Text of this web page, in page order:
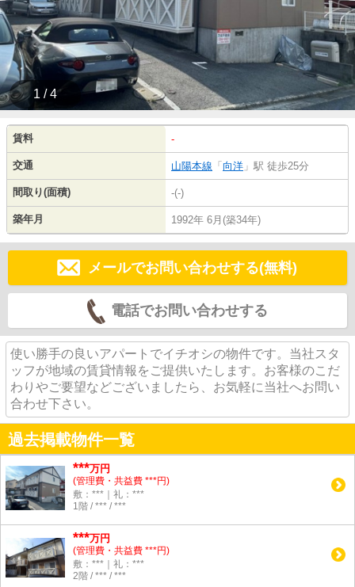
1 / 4
賃料 -
交通 山陽本線 「 向洋 」駅 徒歩25分
間取り(面積) -(-)
築年月 1992年 6月(築34年)
メールでお問い合わせする(無料)
電話でお問い合わせする
使い勝手の良いアパートでイチオシの物件です。当社スタ
ッフが地域の賃貸情報をご提供いたします。お客様のこだ
わりやご要望などございましたら、お気軽に当社へお問い
合わせ下さい。
過去掲載物件一覧
***万円
(管理費・共益費 ***円)
敷：***｜礼：***
1階 / *** / ***
***万円
(管理費・共益費 ***円)
敷：***｜礼：***
2階 / *** / ***